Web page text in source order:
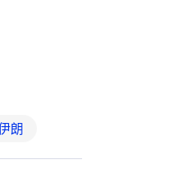
毀滅只需一